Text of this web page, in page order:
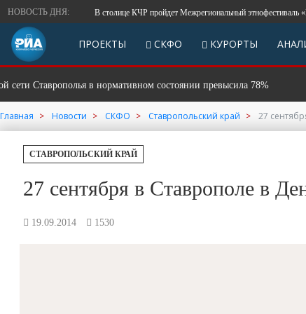
НОВОСТЬ ДНЯ: В столице КЧР пройдет Межрегиональный этнофестиваль
ПРОЕКТЫ СКФО КУРОРТЫ
в нормативном состоянии превысила 78%
Главная Новости СКФО Ставропольский край 27
СТАВРОПОЛЬСКИЙ КРАЙ
27 сентября в Ставрополе в
19.09.2014 1530